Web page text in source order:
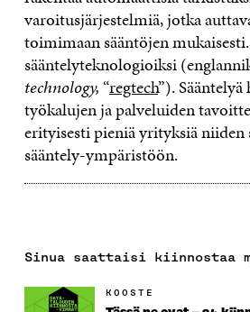
varoitusjärjestelmiä, jotka
toimimaan sääntöjen
sääntelyteknologioiksi
technology,“regtech”).
työkalujen ja palveluiden
erityisesti pieniä yrityksiä niiden
sääntely-ympäristöön.
Sinua saattaisi kiinnostaa
KOOSTE